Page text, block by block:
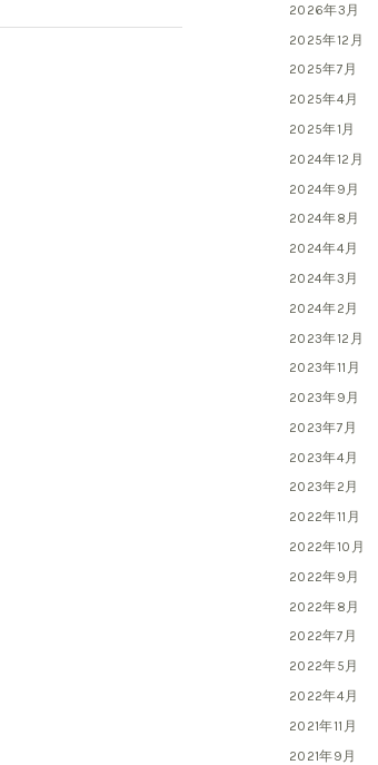
2026年3月
2025年12月
2025年7月
2025年4月
2025年1月
2024年12月
2024年9月
2024年8月
2024年4月
2024年3月
2024年2月
2023年12月
2023年11月
2023年9月
2023年7月
2023年4月
2023年2月
2022年11月
2022年10月
2022年9月
2022年8月
2022年7月
2022年5月
2022年4月
2021年11月
2021年9月